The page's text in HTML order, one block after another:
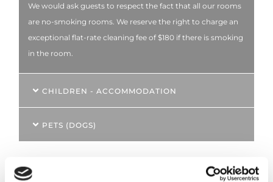
We would ask guests to respect the fact that all our rooms
are no-smoking rooms. We reserve the right to charge an
exceptional flat-rate cleaning fee of $180 if there is smoking
in the room.
CHILDREN - ACCOMMODATION
PETS (DOGS)